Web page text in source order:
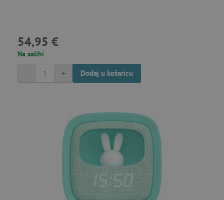
54,95 €
Na zalihi
+
- Dodaj u košaricu